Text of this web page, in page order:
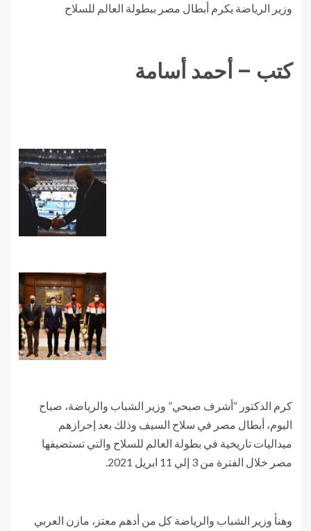
وزير الرياضة يكرم أبطال مصر ببطولة العالم للسلاح
كتب – أحمد أسامة
كرم الدكتور “أشرف صبحي” وزير الشباب والرياضة، صباح
اليوم، أبطال مصر في سلاح السيف وذلك بعد إحرازهم
ميداليات تاريخية في بطولة العالم للسلاح والتي تستضيفها
مصر خلال الفترة من 3 إلي 11 ابريل 2021.
وهنأ وزير الشباب والرياضة كل من أدهم معتز، مازن العربي